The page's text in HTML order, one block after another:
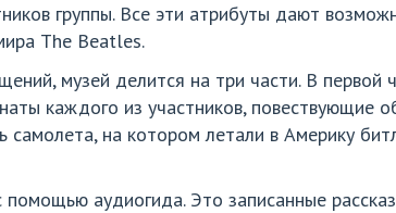
группы. Все эти атрибуты дают
The Beatles.
музей делится на три части. В первой
каждого из участников, повествующие
самолета, на котором летали в Америку
аудиогида. Это записанные